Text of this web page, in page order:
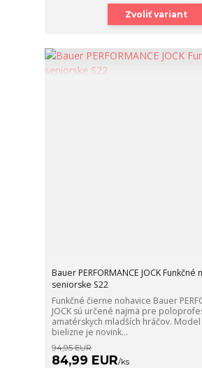
Zvoliť variant
Bauer PERFORMANCE JOCK Funkčné
seniorske S22
Funkčné čierne nohavice Bauer
JOCK sú určené najmä pre
amatérskych mladších hráčov.
bielizne je novink...
94,95 EUR
84,99 EUR/ks